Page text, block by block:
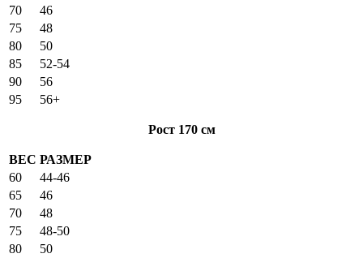
70
46
75
48
80
50
85
52-54
90
56
95
56+
Рост 170 см
ВЕС РАЗМЕР
60
44-46
65
46
70
48
75
48-50
80
50